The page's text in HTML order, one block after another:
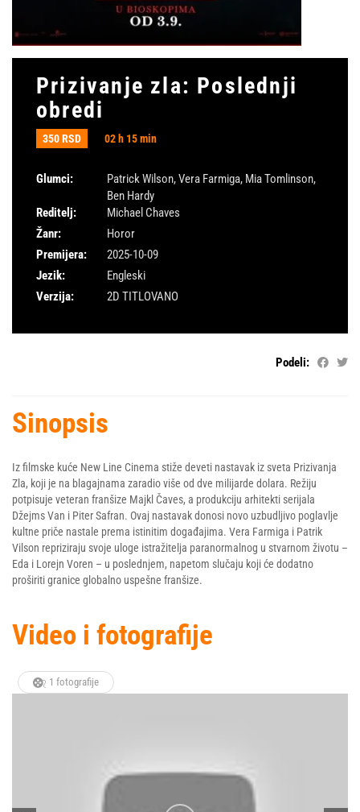
Prizivanje zla: Poslednji
obredi
350 RSD 02 h 15 min
Glumci: Patrick Wilson,Vera Farmiga, Mia Tomlinson,
Ben Hardy
Reditelj:
Michael Chaves
Žanr:
Horor
Premijera:
2025-10-09
Jezik:
Engleski
Verzija:
2D TITLOVANO
Podeli:
Sinopsis
Iz filmske kuće New Line Cinema stiže deveti nastavak iz sveta Prizivanja
Zla, koji je na blagajnama zaradio više od dve milijarde dolara. Režiju
potpisuje veteran franšize Majkl Čaves, a produkciju arhitekti serijala
Džejms Van i Piter Safran. Ovaj nastavak donosi novo uzbudljivo poglavlje
kultne priče nastale prema istinitim događajima. Vera Farmiga i Patrik
Vilson repriziraju svoje uloge istražitelja paranormalnog u stvarnom životu –
Eda i Lorejn Voren – u poslednjem, napetom slučaju koji će dodatno
proširiti granice globalno uspešne franšize.
Video i fotografije
1 fotografije